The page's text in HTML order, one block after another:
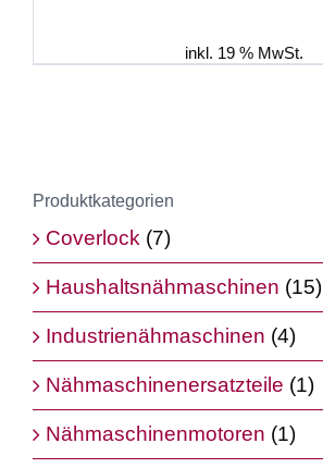
699,00 €
inkl. 19 % MwSt.
Produktkategorien
Coverlock (7)
Haushaltsnähmaschinen (15)
Industrienähmaschinen (4)
Nähmaschinenersatzteile (1)
Nähmaschinenmotoren (1)